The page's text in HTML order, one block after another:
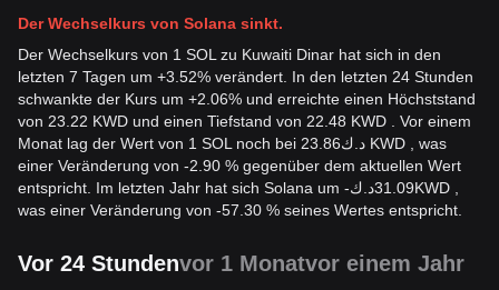
Der Wechselkurs von Solana sinkt.
Der Wechselkurs von 1 SOL zu Kuwaiti Dinar hat sich in den
letzten 7 Tagen um +3.52% verändert. In den letzten 24 Stunden
schwankte der Kurs um +2.06% und erreichte einen Höchststand
von 23.22 KWD und einen Tiefstand von 22.48 KWD . Vor einem
Monat lag der Wert von 1 SOL noch bei د.ك23.86 KWD , was
einer Veränderung von -2.90 % gegenüber dem aktuellen Wert
entspricht. Im letzten Jahr hat sich Solana um -د.ك31.09KWD
was einer Veränderung von -57.30 % seines Wertes entspricht.
Vor 24 Stundenvor 1 Monatvor einem Jahr